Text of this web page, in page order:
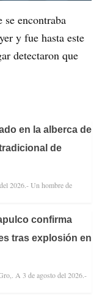
encontraba
y fue hasta este
detectaron que
en la alberca de
de
2026.- Un hombre de
confirma
tras explosión en
A 3 de agosto del 2026.-